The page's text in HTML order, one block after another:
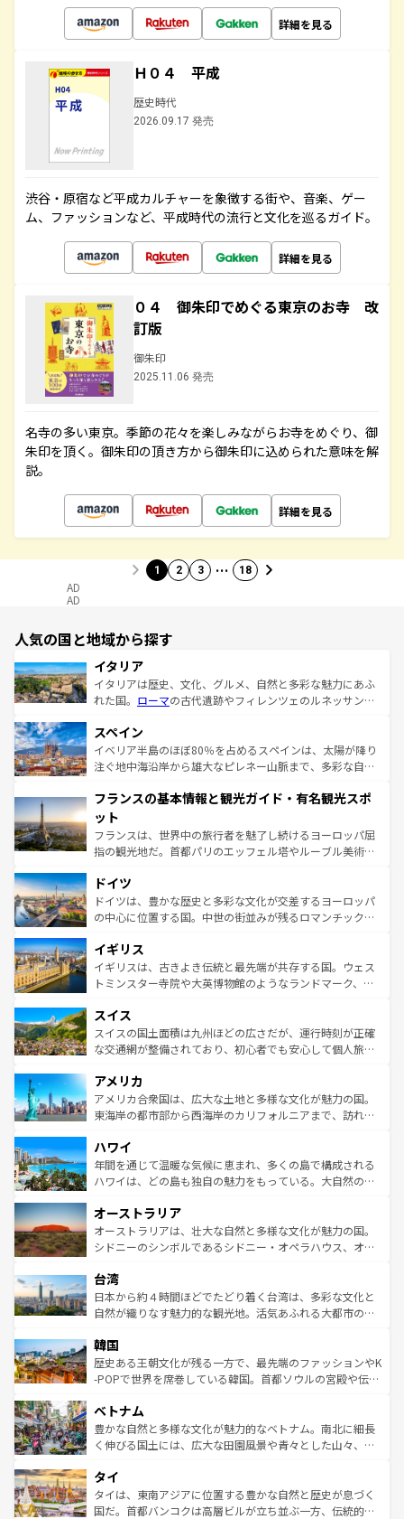
詳細を見る
Ｈ０４ 平成
歴史時代
2026.09.17 発売
渋谷・原宿など平成カルチャーを象徴する街や、音楽、ゲー
ム、ファッションなど、平成時代の流行と文化を巡るガイド。
詳細を見る
０４ 御朱印でめぐる東京のお寺 改
訂版
御朱印
2025.11.06 発売
名寺の多い東京。季節の花々を楽しみながらお寺をめぐり、御
朱印を頂く。御朱印の頂き方から御朱印に込められた意味を解
説。
詳細を見る
1 2 3 … 18
AD
AD
人気の国と地域から探す
イタリア
イタリアは歴史、文化、グルメ、自然と多彩な魅力にあふ
れた国。 ローマの古代遺跡やフィレンツェのルネッサンス
ろん、トスカーナの美しい田園風景やアマルフィ海岸の絶
景など、自然景観も見逃せない。観光の合間には、本場の
ピザやパスタなど、絶品のイタリア料理を堪能することも
ませてくれるイタリアで、忘れられない旅をしてみよう！
なお、新着のイタリア情報は
しい。
スペイン
イベリア半島のほぼ80％を占めるスペインは、太陽が降り
注ぐ地中海沿岸から雄大なピレネー山脈まで、多彩な自然
文化が根付くこの国では、情熱的なフラメンコ、熱気あふ
れる闘牛、そして美味しいタパスが生活の一部となってい
る。首都マドリードの洗練された雰囲気や、バルセロナの
アートに溢れた街角から、地方では古代ローマ遺跡や中世
せる。地方によって風土や気候が異なるスペインはその個
性で訪れる人を魅了する。 なお、新着のスペイン情報は コ
ンテンツ一覧を参照してほしい。
フランスの基本情報と観光ガイド・有名観光スポ
ット
フランスは、世界中の旅行者を魅了し続けるヨーロッパ屈
指の観光地だ。首都パリのエッフェル塔やルーブル美術館
で、幅広い魅力が詰まっている。華麗な宮殿、歴史的な大
聖堂、美しいビーチ、そして豊かな自然が、訪れる者を心
から魅了する。また、フランスは美食の国としても知ら
いる。シャンパンの発祥地であるランス、プロヴァンスの
香り高いラベンダー畑など、多彩な楽しみ方が可能だ。さ
らに、パリ以外の地域にも魅力が溢れており、どの街角に
れる地方に足を運ぶとそれぞれで全く異なる文化を体験で
きるだろう。 なお、新着のフランス情報はコンテンツ一覧
を参照してほしい。
ドイツ
ドイツは、豊かな歴史と多彩な文化が交差するヨーロッパ
の中心に位置する国。中世の街並みが残るロマンチック街
顔を持つこの国は、どこを歩いても飽きることがない。ベ
ルリンの文化的活気、バイエルン州のアルプスの絶景、そ
してライン川沿いのワイン畑といった風景は必見。ビール
は、お酒好きな人にはぜひ体験してほしい。 なお、新着の
ドイツ情報はコンテンツ一覧を参照してほしい。
イギリス
イギリスは、古きよき伝統と最先端が共存する国。ウェス
トミンスター寺院や大英博物館のようなランドマーク、歴
リアごとに異なる魅力がある。また、優雅なアフタヌーン
ティー、ビール好きにはたまらない英国パブ、サッカー観
戦など、本場だからこそできる体験も豊富。イギリスを旅
ンツ一覧を参照してほしい。
スイス
スイスの国土面積は九州ほどの広さだが、運行時刻が正確
な交通網が整備されており、初心者でも安心して個人旅行
の建物がそのまま残る町や、スイスならではのユニークな
博物館もあり、アルプス観光だけでなく町歩きも満喫する
ことができる。国民の所得が高いため物価も高いが、旅行
ば市内交通費無料で観光を楽しむこともできる。 なお、新
着のスイス情報はコンテンツ一覧 を参照してほしい。
アメリカ
アメリカ合衆国は、広大な土地と多様な文化が魅力の国。
東海岸の都市部から西海岸のカリフォルニアまで、訪れる
のような巨大都市は、観光、ショッピング、エンターテイ
ンメントが詰まった刺激的なスポットだ。一方、アメリカ
西部には大自然が広がり、グランドキャニオンやイエロー
部のニューオーリンズでは、音楽と美食が融合した独特の
文化が魅力。旅行者はアメリカの各地域で異なる魅力を楽
しみながら、その多様性と豊かな歴史を感じることができ
ならではの贅沢な旅のスタイルだ。 なお、新着のアメリカ
情報はコンテンツ一覧を参照してほしい。
ハワイ
年間を通じて温暖な気候に恵まれ、多くの島で構成される
ハワイは、どの島も独自の魅力をもっている。大自然の神
ワイ島は見逃せない。また、定番の観光地といえばオアフ
島だが、静かな自然を求めるならマウイ島やカウアイ島が
おすすめ。エメラルドグリーンに輝く海をはじめ、豊かな
れるおもてなしの心で訪れる人々を迎えてくれるハワイの
人々、おいしいローカルフードやハワイアンミュージッ
ク、伝統的なフラダンスなど、すべてがハワイの魅力を彩
ワイを、存分に味わってほしい。 なお、新着のハワイ情報
はコンテンツ一覧を参照してほしい。
オーストラリア
オーストラリアは、壮大な自然と多様な文化が魅力の国。
シドニーのシンボルであるシドニー・オペラハウス、オー
リアリーフや大陸中央部にそびえるウルル（エアーズロッ
ク）、タスマニアの美しい原生林やケアンズの熱帯雨林な
ど、見どころがたくさん。また、カフェやワイン、オージ
いる。アクティビティも充実しており、サーフィンやダイ
ビング、ハイキングなど、アウトドア好きにはたまらな
い。オーストラリアの多彩な魅力を存分に味わいつくそ
参照してほしい。
台湾
日本から約４時間ほどでたどり着く台湾は、多彩な文化と
自然が織りなす魅力的な観光地。活気あふれる大都市の台
ン）、静ひつな山岳地帯である台湾東部など、都市の喧騒
と山間の静けさが共存しており、訪れる人に新しい発見と
驚きをもたらしてくれる。また、奥深い台湾の食文化も魅
容にもいいと評判のスイーツなど、バラエティ豊かな料理
が味わえる。 なお、新着の台湾情報は コンテンツ一覧を参
照してほしい。
韓国
歴史ある王朝文化が残る一方で、最先端のファッションやK
-POPで世界を席巻している韓国。首都ソウルの宮殿や伝統
き、地方に足を延ばせば四季折々の自然美を楽しむことが
できる。そして、キムチや焼肉、絶品のストリートフード
まで、さまざまな韓国料理が待っている。夜には、韓国な
リティに包まれながら、韓国の多彩な魅力を心ゆくまで味
わってみてほしい。 なお、新着の韓国情報はコンテンツ一
覧を参照してほしい。
ベトナム
豊かな自然と多様な文化が魅力的なベトナム。南北に細長
く伸びる国土には、広大な田園風景や青々とした山々、世
急速な発展と共に伝統が息づく。ハノイの古い町並みやホ
ーチミン市のフランス統治時代の建物も、独特の雰囲気を
醸し出している。また、バラエティの豊かさとおいしさで
タイ
タイは、東南アジアに位置する豊かな自然と歴史が息づく
国だ。首都バンコクは高層ビルが立ち並ぶ一方、伝統的な